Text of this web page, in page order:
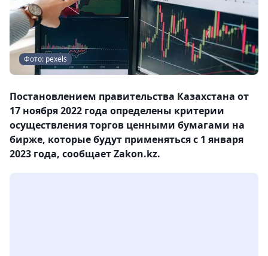
Фото: pexels
Постановлением правительства Казахстана от
17 ноября 2022 года определены критерии
осуществления торгов ценными бумагами на
бирже, которые будут применяться с 1 января
2023 года, сообщает Zakon.kz.